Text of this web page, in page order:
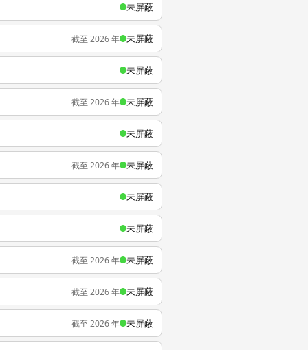
未屏蔽
截至 2026 年 未屏蔽
未屏蔽
截至 2026 年 未屏蔽
未屏蔽
截至 2026 年 未屏蔽
未屏蔽
未屏蔽
截至 2026 年 未屏蔽
截至 2026 年 未屏蔽
截至 2026 年 未屏蔽